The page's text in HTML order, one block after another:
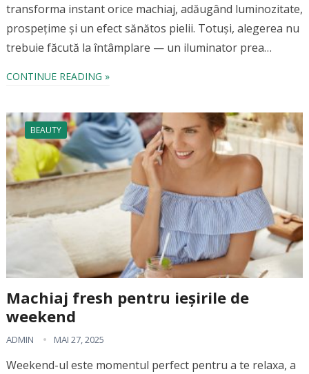
transforma instant orice machiaj, adăugând luminozitate,
prospețime și un efect sănătos pielii. Totuși, alegerea nu
trebuie făcută la întâmplare — un iluminator prea…
CONTINUE READING »
BEAUTY
Machiaj fresh pentru ieșirile de
weekend
ADMIN MAI 27, 2025
Weekend-ul este momentul perfect pentru a te relaxa, a